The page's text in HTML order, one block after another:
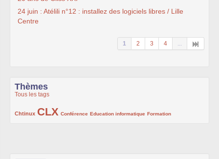
24 juin : Atélili n°12 : installez des logiciels libres / Lille
Centre
1 2 3 4 ...
Thèmes
Tous les tags
Chtinux
222/1002CLX
1002/1002 Conférence
132/1002 Education informatique
119/1002 Formation
168/1002